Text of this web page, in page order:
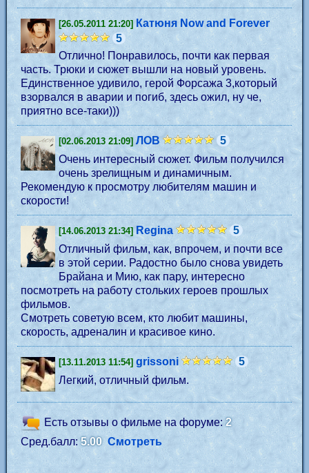
[26.05.2011 21:20] Катюня Now and Forever
5
Отлично! Понравилось, почти как первая
часть. Трюки и сюжет вышли на новый уровень.
Единственное удивило, герой Форсажа 3,который
взорвался в аварии и погиб, здесь ожил, ну че,
приятно все-таки)))
[02.06.2013 21:09] ЛОВ
5
Очень интересный сюжет. Фильм получился
очень зрелищным и динамичным.
Рекомендую к просмотру любителям машин и
скорости!
[14.06.2013 21:34] Regina
5
Отличный фильм, как, впрочем, и почти все
в этой серии. Радостно было снова увидеть
Брайана и Мию, как пару, интересно
посмотреть на работу стольких героев прошлых
фильмов.
Смотреть советую всем, кто любит машины,
скорость, адреналин и красивое кино.
[13.11.2013 11:54] grissoni
5
Легкий, отличный фильм.
Есть отзывы о фильме на форуме:2
Сред.балл: 5.00 Смотреть